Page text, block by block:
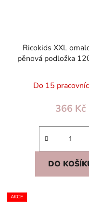
Ricokids XXL
pěnová podložka
EVA, CE
Do 15
366 Kč
DO
AKCE